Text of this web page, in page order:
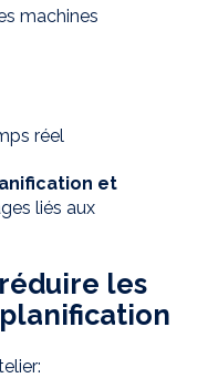
machines
réel
et
liés aux
les